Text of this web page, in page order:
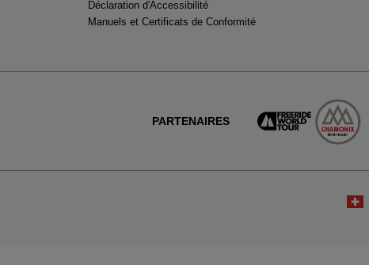
Déclaration d'Accessibilité
Manuels et Certificats de Conformité
PARTENAIRES